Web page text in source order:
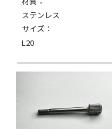
ステンレス
サイズ：
L20